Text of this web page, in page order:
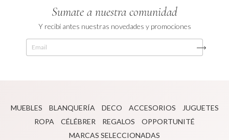
Sumate a nuestra comunidad
Y recibí antes nuestras novedades y promociones
MUEBLES BLANQUERÍA DECO ACCESORIOS
JUGUETES
ROPA
CÉLÉBRER REGALOS
OPPORTUNITÉ
MARCAS SELECCIONADAS